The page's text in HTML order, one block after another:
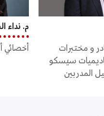
تطوير أكاديمي
مريم
مشرف